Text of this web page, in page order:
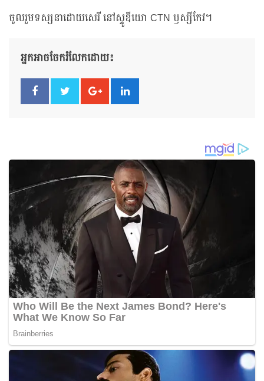
ចូលរួមទស្សនាដោយសេរី នៅស្ទូឌីយោ CTN ឫស្សីកែវ។
អ្នកអាចចែករំលែកដោយ៖